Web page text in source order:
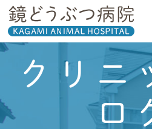
クリニ
ロ